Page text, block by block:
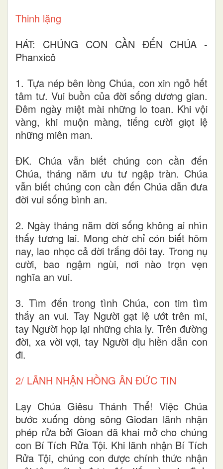
Thinh lặng
HÁT: CHÚNG CON CẦN ĐẾN CHÚA -
Phanxicô
1. Tựa nép bên lòng Chúa, con xin ngỏ hết
tâm tư. Vui buồn của đời sống dương gian.
Đêm ngày miệt mài những lo toan. Khi vội
vàng, khi muộn màng, tiếng cười giọt lệ
những miên man.
ĐK. Chúa vẫn biết chúng con cần đến
Chúa, tháng năm ưu tư ngập tràn. Chúa
vẫn biết chúng con cần đến Chúa dẫn đưa
đời vui sống bình an.
2. Ngày tháng năm đời sống không ai nhìn
thấy tương lai. Mong chờ chỉ cón biết hôm
nay, lao nhọc cả đời trắng đôi tay. Trong nụ
cười, bao ngậm ngùi, nơi nào trọn vẹn
nghĩa an vui.
3. Tìm đến trong tình Chúa, con tim tìm
thấy an vui. Tay Người gạt lệ ướt trên mi,
tay Người họp lại những chia ly. Trên đường
đời, xa vời vợi, tay Người dịu hiền dẫn con
đi.
2/ LÃNH NHẬN HỒNG ÂN ĐỨC TIN
Lạy Chúa Giêsu Thánh Thể! Việc Chúa
bước xuống dòng sông Giođan lãnh nhận
phép rửa bởi Gioan đã khai mở cho chúng
con Bí Tích Rửa Tội. Khi lãnh nhận Bí Tích
Rửa Tội, chúng con được chính thức nhận